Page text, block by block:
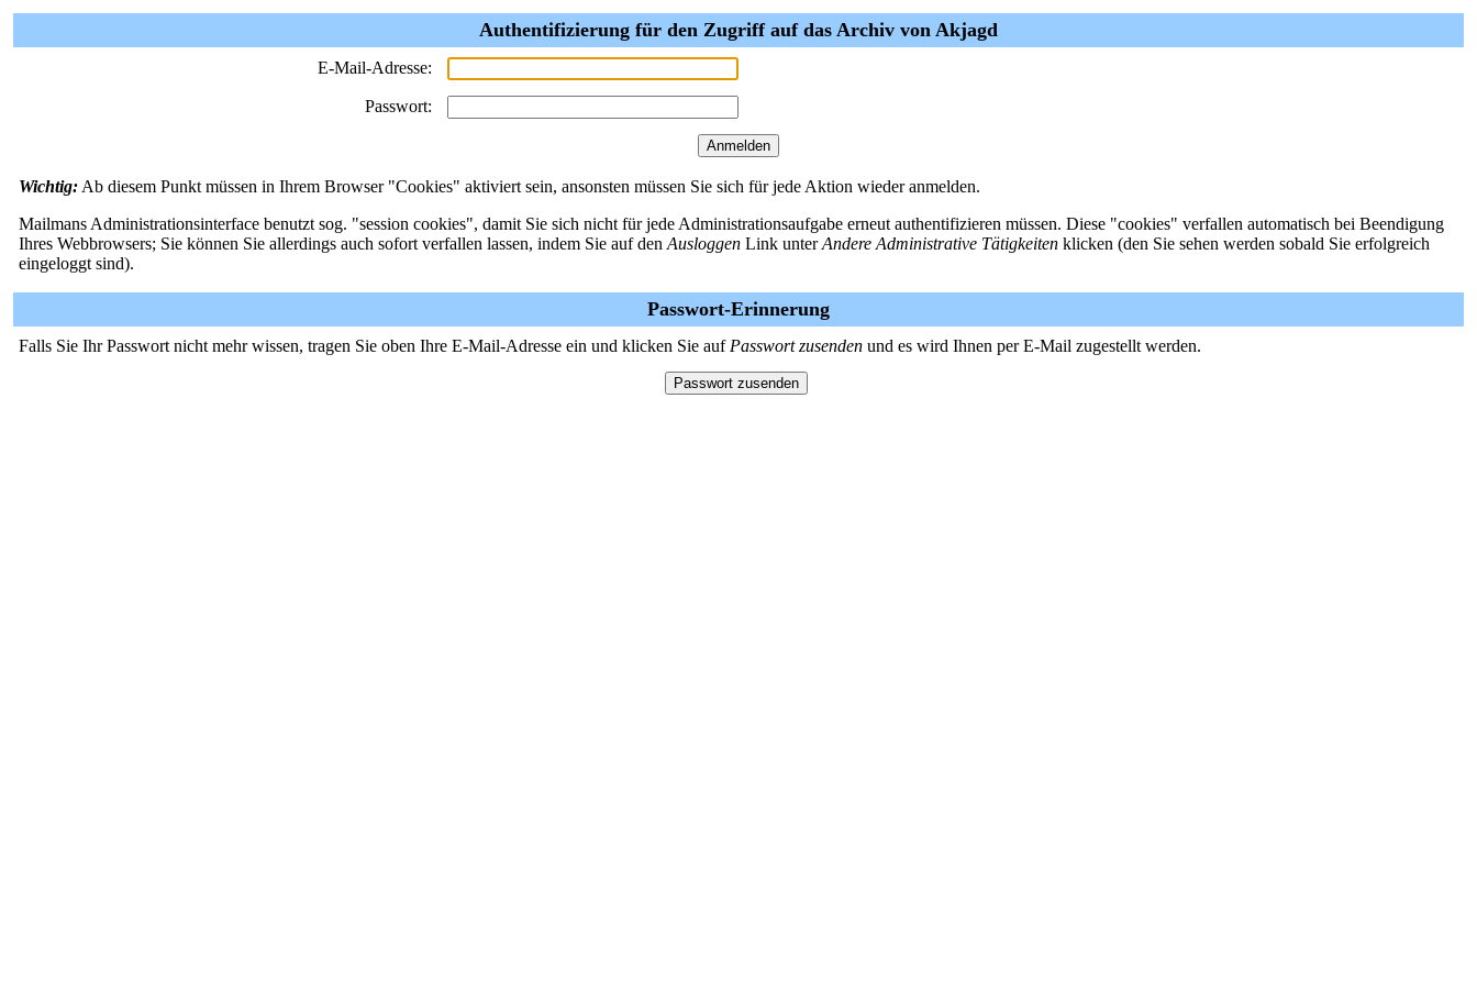
Authentifizierung für den Zugriff auf das Archiv von Akjagd
E-Mail-Adresse:
Passwort:
Wichtig: Ab diesem Punkt müssen in Ihrem Browser "Cookies" aktiviert sein, ansonsten müssen Sie sich für jede Aktion wieder anmelden.
Mailmans Administrationsinterface benutzt sog. "session cookies", damit Sie sich nicht für jede Administrationsaufgabe erneut authentifizieren müssen. Diese "cookies" verfallen automatisch bei Beendigung
Ihres Webbrowsers; Sie können Sie allerdings auch sofort verfallen lassen, indem Sie auf den Ausloggen Link unterAndere Administrative Tätigkeiten klicken (den Sie sehen werden sobald Sie erfolgreich
eingeloggt sind).
Passwort-Erinnerung
Falls Sie Ihr Passwort nicht mehr wissen, tragen Sie oben Ihre E-Mail-Adresse ein und klicken Sie auf Passwort zusenden und es wird Ihnen per E-Mail zugestellt werden.